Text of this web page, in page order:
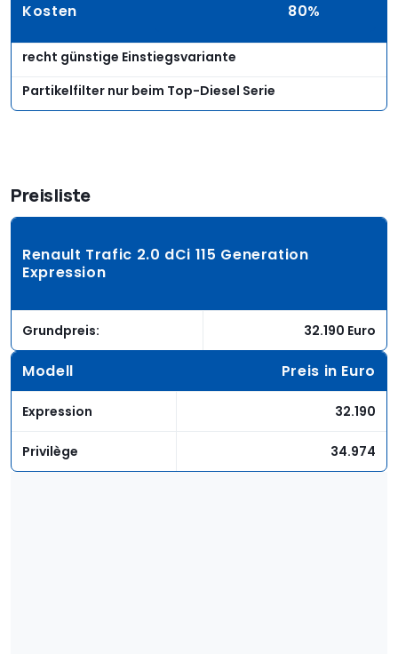
Kosten 80%
recht günstige Einstiegsvariante
Partikelfilter nur beim Top-Diesel Serie
Preisliste
Renault Trafic 2.0 dCi 115 Generation
Expression
Grundpreis: 32.190 Euro
Modell Preis in Euro
Expression 32.190
Privilège 34.974